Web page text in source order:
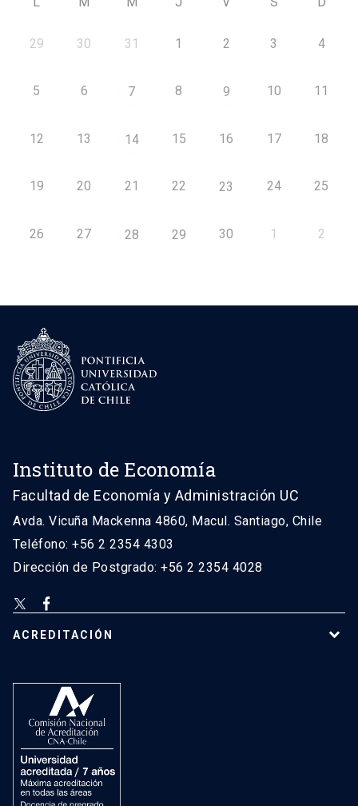
29 30 31 1 2 3 4
5 6 7 8 9 10 11
12 13 14 15 16 17 18
19 20 21 22 23 24 25
26 27 28 29 30 1 2
Instituto de Economía
Facultad de Economía y Administración UC
Avda. Vicuña Mackenna 4860, Macul. Santiago, Chile
Teléfono: +56 2 2354 4303
Dirección de Postgrado: +56 2 2354 4028
ACREDITACIÓN